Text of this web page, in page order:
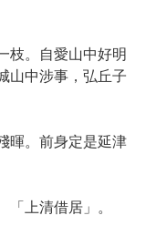
枝。自愛山中好明
山中涉事，弘丘子
暉。前身定是延津
上清借居」。